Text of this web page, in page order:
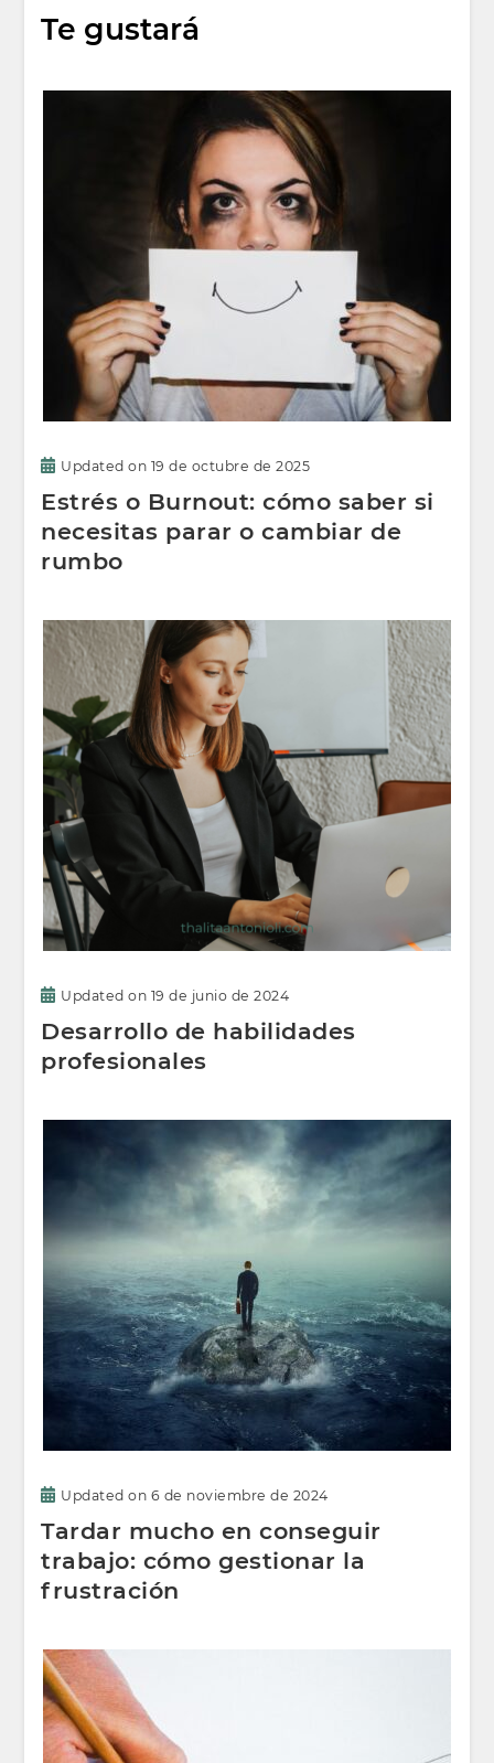
Te gustará
Updated on 19 de octubre de 2025
Estrés o Burnout: cómo saber si
necesitas parar o cambiar de
rumbo
Updated on 19 de junio de 2024
Desarrollo de habilidades
profesionales
Updated on 6 de noviembre de 2024
Tardar mucho en conseguir
trabajo: cómo gestionar la
frustración